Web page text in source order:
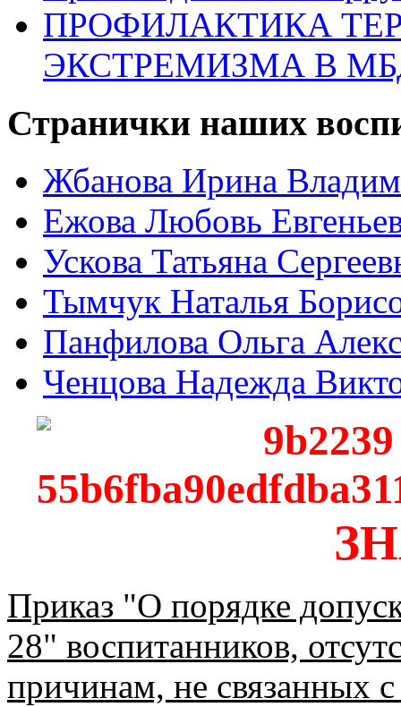
ПРОФИЛАКТИКА
ЭКСТРЕМИЗМА В
Странички наших
Жбанова Ирина
Ежова Любовь
Ускова Татьяна
Тымчук Наталья
Панфилова Ольга
Ченцова Надежда
Приказ "О порядке
28" воспитанников,
причинам, не связанных